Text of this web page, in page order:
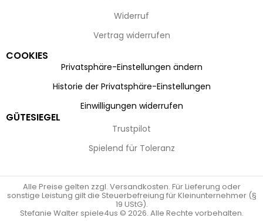
Widerruf
Vertrag widerrufen
COOKIES
Privatsphäre-Einstellungen ändern
Historie der Privatsphäre-Einstellungen
Einwilligungen widerrufen
GÜTESIEGEL
Trustpilot
Spielend für Toleranz
Alle Preise gelten zzgl. Versandkosten. Für Lieferung oder
sonstige Leistung gilt die Steuerbefreiung für Kleinunternehmer (§
19 UStG).
Stefanie Walter spiele4us © 2026. Alle Rechte vorbehalten.